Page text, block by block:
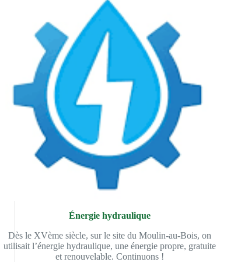
Énergie hydraulique
Dès le XVème siècle, sur le site du Moulin-au-Bois, on
utilisait l’énergie hydraulique, une énergie propre, gratuite
et renouvelable. Continuons !